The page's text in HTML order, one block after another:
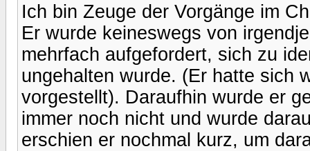
Ich bin Zeuge der Vorgänge im
Er wurde keineswegs von
mehrfach aufgefordert, sich zu
ungehalten wurde. (Er hatte sich
vorgestellt). Daraufhin wurde er
immer noch nicht und wurde
erschien er nochmal kurz, um